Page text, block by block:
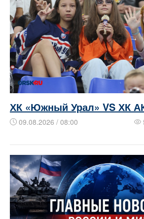
ХК «Южный Урал» VS ХК
09.08.2026 / 08:00